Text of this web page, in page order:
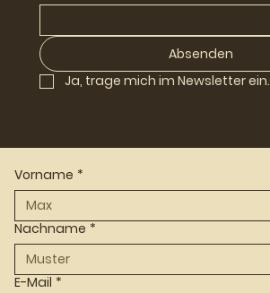
Absenden
Ja, trage mich im Newsletter ein.
Vorname *
Nachname *
E-Mail *